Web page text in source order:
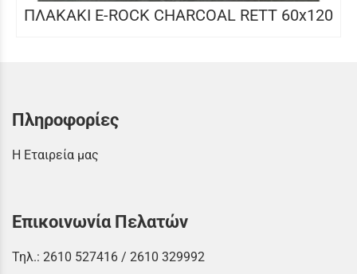
ΠΛΑΚΑΚΙ E-ROCK CHARCOAL RETT 60x120
Πληροφορίες
Η Εταιρεία μας
Επικοινωνία Πελατών
Τηλ.: 2610 527416 / 2610 329992